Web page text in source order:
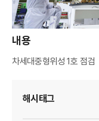
R
내용
차세대중형위성 1호 점검
해시태그